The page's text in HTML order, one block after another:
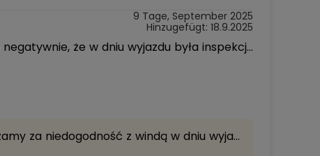
9 Tage, September 2025
Hinzugefügt: 18.9.2025
Wszystko było super i było b.czysto. Czego nie mogę powiedzieć o pobycie w czerwcu. Jedno tylko negatywnie, że w dniu wyjazdu była inspekcja windy i znosiliśmy bagaże po schodach(5 piętro)
Dziękujemy za opinię! Cieszymy się, że pobyt był udany i czystość spełniła oczekiwania. Przepraszamy za niedogodność z windą w dniu wyjazdu — postaramy się, by takie sytuacje nie miały miejsca w przyszłości. Pozdrawiam, Joanna Sun&Snow